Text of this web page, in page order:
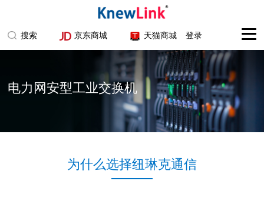
搜索 京东商城 天猫商城 登录
电力网安型工业交换机
为什么选择纽琳克通信